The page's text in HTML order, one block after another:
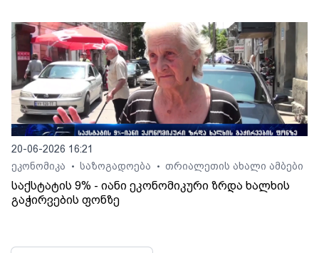
20-06-2026 16:21
ეკონომიკა
• საზოგადოება • თრიალეთის ახალი ამბები
საქსტატის 9% - იანი ეკონომიკური ზრდა ხალხის
გაჭირვების ფონზე